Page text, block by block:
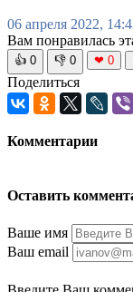
06 апреля 2022,
Вам понравилась
👍 0 👎 0 ❤ 0
Поделиться
Комментарии
Оставить
Ваше имя
Ваш email